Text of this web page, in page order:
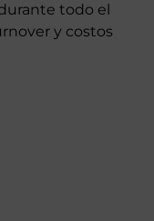
todo el
y costos